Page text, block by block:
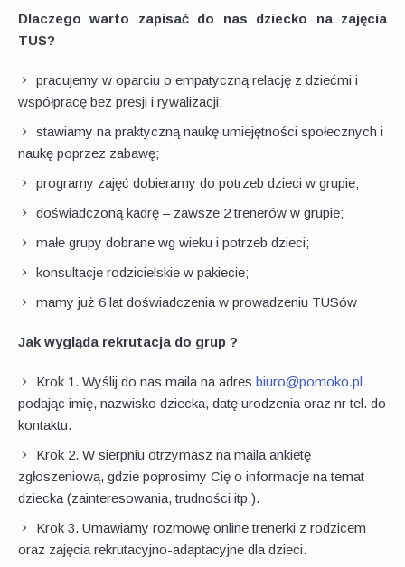
Dlaczego warto zapisać do nas dziecko na zajęcia
TUS?
pracujemy w oparciu o empatyczną relację z dziećmi i
współpracę bez presji i rywalizacji;
stawiamy na praktyczną naukę umiejętności społecznych i
naukę poprzez zabawę;
programy zajęć dobieramy do potrzeb dzieci w grupie;
doświadczoną kadrę – zawsze 2 trenerów w grupie;
małe grupy dobrane wg wieku i potrzeb dzieci;
konsultacje rodzicielskie w pakiecie;
mamy już 6 lat doświadczenia w prowadzeniu TUSów
Jak wygląda rekrutacja do grup ?
Krok 1. Wyślij do nas maila na adres biuro@pomoko.pl
podając imię, nazwisko dziecka, datę urodzenia oraz nr tel. do
kontaktu.
Krok 2. W sierpniu otrzymasz na maila ankietę
zgłoszeniową, gdzie poprosimy Cię o informacje na temat
dziecka (zainteresowania, trudności itp.).
Krok 3. Umawiamy rozmowę online trenerki z rodzicem
oraz zajęcia rekrutacyjno-adaptacyjne dla dzieci.